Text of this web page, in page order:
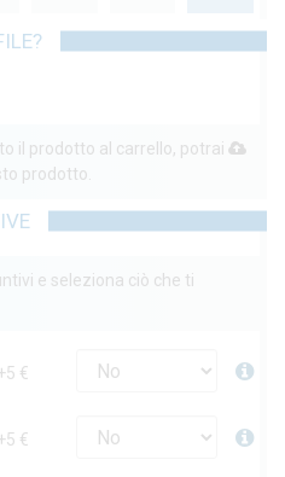
il prodotto al carrello, potrai
prodotto.
e seleziona ciò che ti
€
€